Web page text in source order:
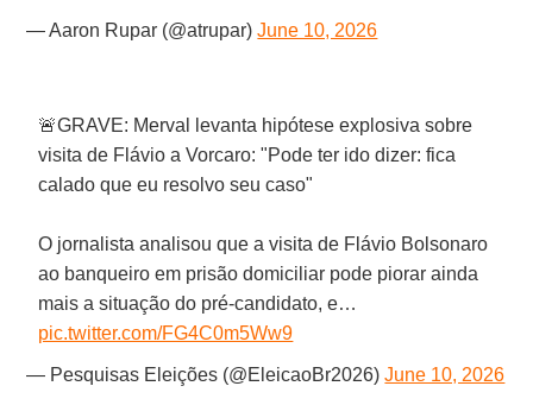
— Aaron Rupar (@atrupar)June 10, 2026
🚨GRAVE: Merval levanta hipótese explosiva sobre
visita de Flávio a Vorcaro: "Pode ter ido dizer: fica
calado que eu resolvo seu caso"
O jornalista analisou que a visita de Flávio Bolsonaro
ao banqueiro em prisão domiciliar pode piorar ainda
mais a situação do pré-candidato, e…
pic.twitter.com/FG4C0m5Ww9
— Pesquisas Eleições (@EleicaoBr2026)June 10, 2026